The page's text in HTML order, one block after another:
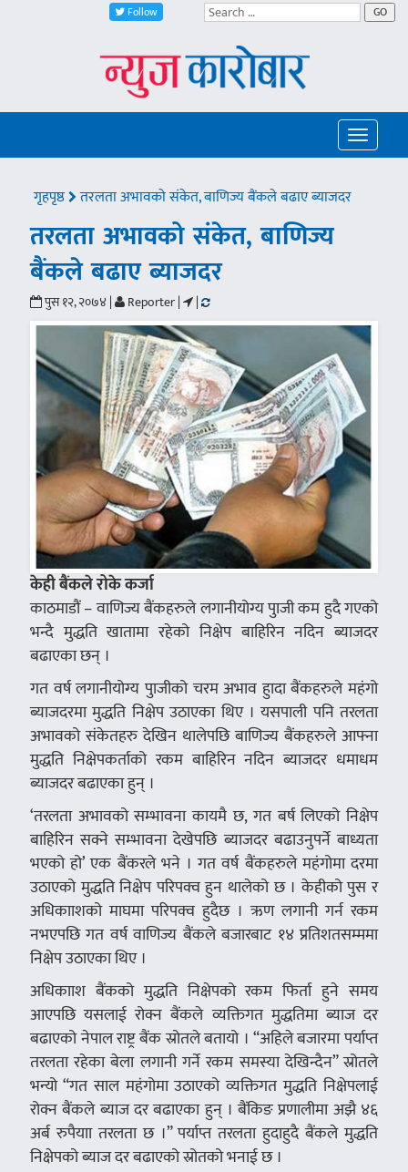
Follow GO
Toggle
गृहपृष्ठ तरलता अभावको संकेत, बाणिज्य बैंकले बढाए ब्याजदर
तरलता अभावको संकेत, बाणिज्य
बैंकले बढाए ब्याजदर
पुस १२, २०७४ | Reporter | |
केही बैंकले रोके कर्जा
काठमाडौं – वाणिज्य बैंकहरुले लगानीयोग्य पुाजी कम हुदै गएको
भन्दै मुद्धति खातामा रहेको निक्षेप बाहिरिन नदिन ब्याजदर
बढाएका छन् ।
गत वर्ष लगानीयोग्य पुाजीको चरम अभाव हुादा बैंकहरुले महंगो
ब्याजदरमा मुद्धति निक्षेप उठाएका थिए । यसपाली पनि तरलता
अभावको संकेतहरु देखिन थालेपछि बाणिज्य बैंकहरुले आफ्ना
मुद्धति निक्षेपकर्ताको रकम बाहिरिन नदिन ब्याजदर धमाधम
ब्याजदर बढाएका हुन् ।
‘तरलता अभावको सम्भावना कायमै छ, गत बर्ष लिएको निक्षेप
बाहिरिन सक्ने सम्भावना देखेपछि ब्याजदर बढाउनुपर्ने बाध्यता
भएको हो’ एक बैंकरले भने । गत वर्ष बैंकहरुले महंगोमा दरमा
उठाएको मुद्धति निक्षेप परिपक्व हुन थालेको छ । केहीको पुस र
अधिकााशको माघमा परिपक्व हुदैछ । ऋण लगानी गर्न रकम
नभएपछि गत वर्ष वाणिज्य बैंकले बजारबाट १४ प्रतिशतसम्ममा
निक्षेप उठाएका थिए ।
अधिकााश बैंकको मुद्धति निक्षेपको रकम फिर्ता हुने समय
आएपछि यसलाई रोक्न बैंकले व्यक्तिगत मुद्धतिमा ब्याज दर
बढाएको नेपाल राष्ट्र बैंक स्रोतले बतायो । “अहिले बजारमा पर्याप्त
तरलता रहेका बेला लगानी गर्ने रकम समस्या देखिन्दैन” स्रोतले
भन्यो “गत साल महंगोमा उठाएको व्यक्तिगत मुद्धति निक्षेपलाई
रोक्न बैंकले ब्याज दर बढाएका हुन् । बैंकिङ प्रणालीमा अझै ४६
अर्ब रुपैयाा तरलता छ ।” पर्याप्त तरलता हुदाहुदै बैंकले मुद्धति
निक्षेपको ब्याज दर बढाएको स्रोतको भनाई छ ।